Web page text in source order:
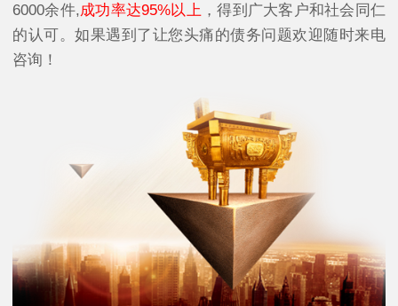
6000余件,成功率达95%以上 ，得到广大客户和社会同仁
的认可。如果遇到了让您头痛的债务问题欢迎随时来电
咨询！